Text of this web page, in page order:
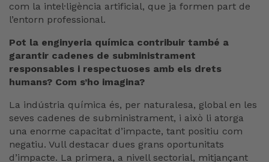
com la intel·ligència artificial, que ja formen part de
l’entorn professional.
Pot la enginyeria química contribuir també a
garantir cadenes de subministrament
responsables i respectuoses amb els drets
humans? Com s’ho imagina?
La indústria química és, per naturalesa, global en les
seves cadenes de subministrament, i això li atorga
una enorme capacitat d’impacte, tant positiu com
negatiu. Vull destacar dues grans oportunitats
d’impacte. La primera, a nivell sectorial, mitjançant